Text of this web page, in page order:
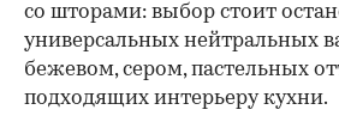
со шторами: выбор стоит
универсальных нейтральных
бежевом, сером, пастельных
подходящих интерьеру кухни.